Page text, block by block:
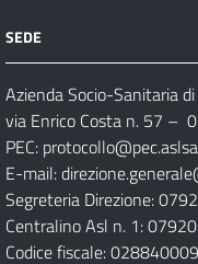
SEDE
Azienda Socio-Sanitaria
via Enrico Costa n. 57 –
PEC:
E-mail:
Segreteria Direzione:
Centralino Asl n. 1:
Codice fiscale: